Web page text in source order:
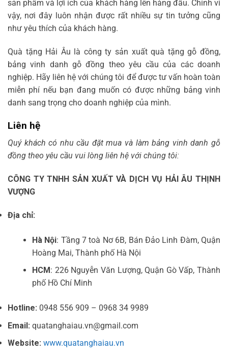
sản phẩm và lợi ích của khách hàng lên hàng đầu. Chính vì
vậy, nơi đây luôn nhận được rất nhiều sự tin tưởng cũng
như yêu thích của khách hàng.
Quà tặng Hải Âu là công ty sản xuất quà tặng gỗ đồng,
bảng vinh danh gỗ đồng theo yêu cầu của các doanh
nghiệp. Hãy liên hệ với chúng tôi để được tư vấn hoàn toàn
miễn phí nếu bạn đang muốn có được những bảng vinh
danh sang trọng cho doanh nghiệp của mình.
Liên hệ
Quý khách có nhu cầu đặt mua và làm bảng vinh danh gỗ
đồng theo yêu cầu vui lòng liên hệ với chúng tôi:
CÔNG TY TNHH SẢN XUẤT VÀ DỊCH VỤ HẢI ÂU THỊNH
VƯỢNG
Địa chỉ:
Hà Nội: Tầng 7 toà Nơ 6B, Bán Đảo Linh Đàm, Quận
Hoàng Mai, Thành phố Hà Nội
HCM : 226 Nguyễn Văn Lượng, Quận Gò Vấp, Thành
phố Hồ Chí Minh
Hotline: 0948 556 909 – 0968 34 9989
Email: quatanghaiau.vn@gmail.com
Website: www.quatanghaiau.vn